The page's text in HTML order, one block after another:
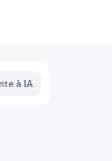
à IA